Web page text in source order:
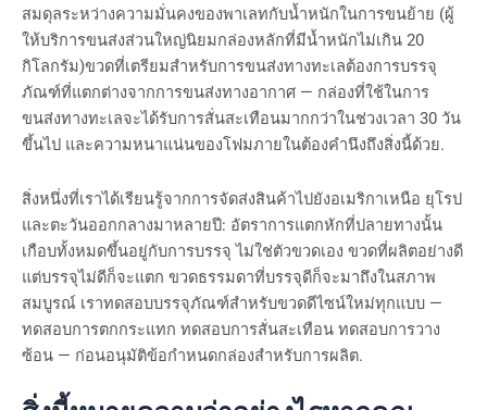
สมดุลระหว่างความมั่นคงของพาเลทกับน้ำหนักในการขนย้าย (ผู้
ให้บริการขนส่งส่วนใหญ่นิยมกล่องหลักที่มีน้ำหนักไม่เกิน 20
กิโลกรัม)ขวดที่เตรียมสำหรับการขนส่งทางทะเลต้องการบรรจุ
ภัณฑ์ที่แตกต่างจากการขนส่งทางอากาศ — กล่องที่ใช้ในการ
ขนส่งทางทะเลจะได้รับการสั่นสะเทือนมากกว่าในช่วงเวลา 30 วัน
ขึ้นไป และความหนาแน่นของโฟมภายในต้องคำนึงถึงสิ่งนี้ด้วย.
สิ่งหนึ่งที่เราได้เรียนรู้จากการจัดส่งสินค้าไปยังอเมริกาเหนือ ยุโรป
และตะวันออกกลางมาหลายปี: อัตราการแตกหักที่ปลายทางนั้น
เกือบทั้งหมดขึ้นอยู่กับการบรรจุ ไม่ใช่ตัวขวดเอง ขวดที่ผลิตอย่างดี
แต่บรรจุไม่ดีก็จะแตก ขวดธรรมดาที่บรรจุดีก็จะมาถึงในสภาพ
สมบูรณ์ เราทดสอบบรรจุภัณฑ์สำหรับขวดดีไซน์ใหม่ทุกแบบ —
ทดสอบการตกกระแทก ทดสอบการสั่นสะเทือน ทดสอบการวาง
ซ้อน — ก่อนอนุมัติข้อกำหนดกล่องสำหรับการผลิต.